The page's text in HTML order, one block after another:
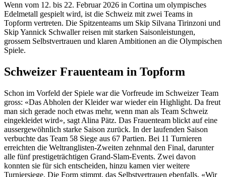
Wenn vom 12. bis 22. Februar 2026 in Cortina um olympisches
Edelmetall gespielt wird, ist die Schweiz mit zwei Teams in
Topform vertreten. Die Spitzenteams um Skip Silvana Tirinzoni und
Skip Yannick Schwaller reisen mit starken Saisonleistungen,
grossem Selbstvertrauen und klaren Ambitionen an die Olympischen
Spiele.
Schweizer Frauenteam in Topform
Schon im Vorfeld der Spiele war die Vorfreude im Schweizer Team
gross: «Das Abholen der Kleider war wieder ein Highlight. Da freut
man sich gerade noch etwas mehr, wenn man als Team Schweiz
eingekleidet wird», sagt Alina Pätz. Das Frauenteam blickt auf eine
aussergewöhnlich starke Saison zurück. In der laufenden Saison
verbuchte das Team 58 Siege aus 67 Partien. Bei 11 Turnieren
erreichten die Weltranglisten-Zweiten zehnmal den Final, darunter
alle fünf prestigeträchtigen Grand-Slam-Events. Zwei davon
konnten sie für sich entscheiden, hinzu kamen vier weitere
Turniersiege. Die Form stimmt, das Selbstvertrauen ebenfalls. «Wir